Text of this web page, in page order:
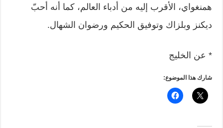
همنغواي، الأقرب إليه من أدباء العالم، كما أنه أحبّ
ديكنز وبلزاك وتوفيق الحكيم ورضوان الشهال.
* عن الخليج
شارك هذا الموضوع: